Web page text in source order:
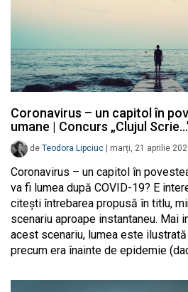
Coronavirus – un capitol în
umane | Concurs „Clujul
de Teodora Lipciuc marți, 21 aprilie
Coronavirus – un capitol în
va fi lumea după COVID-19? E
citești întrebarea propusă în titlu,
scenariu aproape instantaneu. Mai
acest scenariu, lumea este
precum era înainte de epidemie